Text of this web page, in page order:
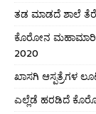
ತಡ ಮಾಡದೆ ಶಾಲೆ
ಕೊರೋನ ಮಹಾಮಾರಿ
2020
ಖಾಸಗಿ ಆಸ್ಪತ್ರೆಗಳ
ಎಲ್ಲೆಡೆ ಹರಡಿದೆ